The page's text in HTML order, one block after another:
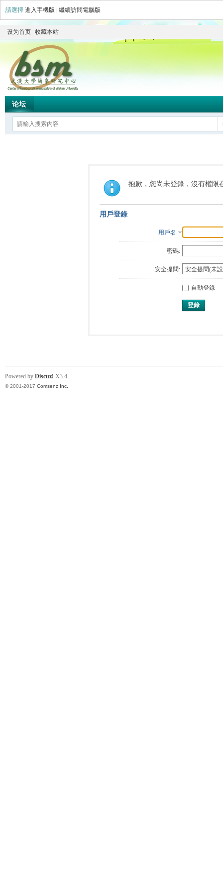
請選擇 進入手機版 繼續訪問電腦版
设为首页 收藏本站
论坛
抱歉，您尚未登錄，沒有權限
用戶登錄
用戶名
密碼:
安全提問:
自動登錄
登錄
Powered by Discuz! X3.4
© 2001-2017 Comsenz Inc.